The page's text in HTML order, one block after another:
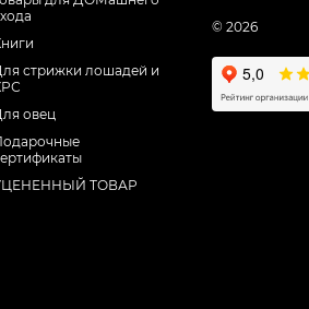
стрижки лошадей и
овец
ТОВАР
© 2026